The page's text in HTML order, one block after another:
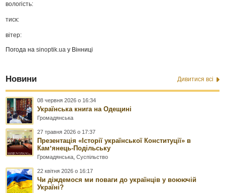
вологість:
тиск:
вітер:
Погода наsinoptik.ua у Вінниці
Новини Дивитися всі
08 червня 2026 о 16:34
Українська книга на Одещині
Громадянська
27 травня 2026 о 17:37
Презентація «Історії української Конституції» в
Камʼянець-Подільську
Громадянська ,Суспільство
22 квітня 2026 о 16:17
Чи діждемося ми поваги до українців у воюючій
Україні?